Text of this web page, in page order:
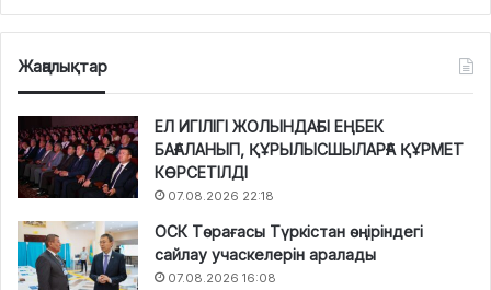
Жаңалықтар
ЕЛ ИГІЛІГІ ЖОЛЫНДАҒЫ ЕҢБЕК
БАҒАЛАНЫП, ҚҰРЫЛЫСШЫЛАРҒА ҚҰРМЕТ
КӨРСЕТІЛДІ
07.08.2026 22:18
ОСК Төрағасы Түркістан өңіріндегі
сайлау учаскелерін аралады
07.08.2026 16:08